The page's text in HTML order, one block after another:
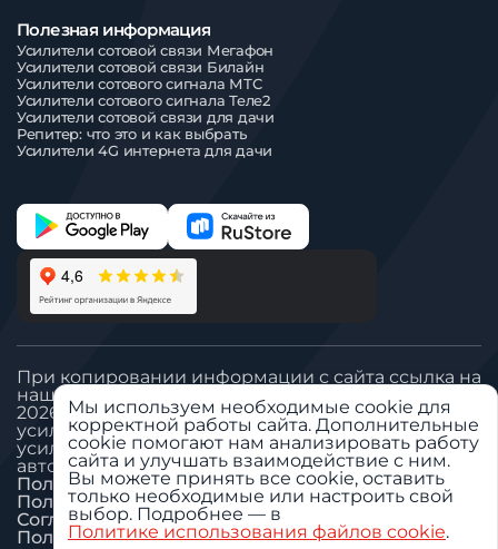
Полезная информация
Усилители сотовой связи Мегафон
Усилители сотовой связи Билайн
Усилители сотового сигнала МТС
Усилители сотового сигнала Теле2
Усилители сотовой связи для дачи
Репитер: что это и как выбрать
Усилители 4G интернета для дачи
При копировании информации с сайта ссылка на
наш сайт обязательна
2026 © Все права защищены. ООО «Вегател»:
усилитель сигнала сотовой связи, антенна GSM,
усилитель сигнала сотовой связи для дачи,
автомобильный GSM репитер.
Политика «Обработка ПДн»
Пользовательское соглашение
Согласие на обработку ПДн
Политика использования cookieНастроить
Мы используем необходимые cookie для
корректной работы сайта. Дополнительные
cookie помогают нам анализировать работу
сайта и улучшать взаимодействие с ним.
Вы можете принять все cookie, оставить
только необходимые или настроить свой
выбор. Подробнее — в
Политике использования файлов cookie.